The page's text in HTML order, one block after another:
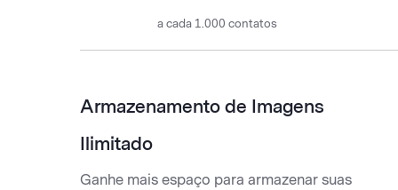
a cada 1.000 contatos
Armazenamento de Imagens
Ilimitado
Ganhe mais espaço para armazenar suas